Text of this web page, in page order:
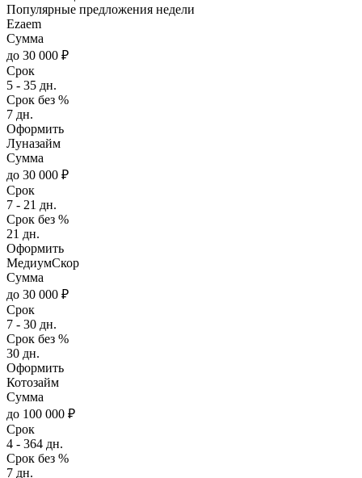
Популярные предложения недели
Ezaem
Сумма
до 30 000 ₽
Срок
5 - 35 дн.
Срок без %
7 дн.
Оформить
Луназайм
Сумма
до 30 000 ₽
Срок
7 - 21 дн.
Срок без %
21 дн.
Оформить
МедиумСкор
Сумма
до 30 000 ₽
Срок
7 - 30 дн.
Срок без %
30 дн.
Оформить
Котозайм
Сумма
до 100 000 ₽
Срок
4 - 364 дн.
Срок без %
7 дн.